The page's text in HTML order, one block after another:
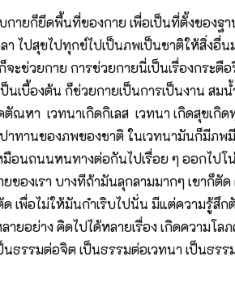
ก็ยึดพื้นที่ของกาย เพื่อเป็นที่ตั้งของฐา
า ไปสุขไปทุกข์ไปเป็นภพเป็นชาติให้สิ่ง
จะช่วยกาย การช่วยกายนี่เป็นเรื่องกร
เบื้องต้น ก็ช่วยกายเป็นการเป็นงาน ส
ณหา เวทนาเกิดกิเลส เวทนา เกิดสุขเ
ทานของภพของชาติ ในเวทนามันก็มีภ
นถนนหนทางต่อกันไปเรื่อย ๆ ออกไป
ของเรา บางทีถ้ามันลุกลามมากๆ เขาก็
เพื่อไม่ให้มันกำเริบไปนั่น มีแต่ความรู้สึ
ยอย่าง คิดไปได้หลายเรื่อง เกิดความ
รรมต่อจิต เป็นธรรมต่อเวทนา เป็นธ